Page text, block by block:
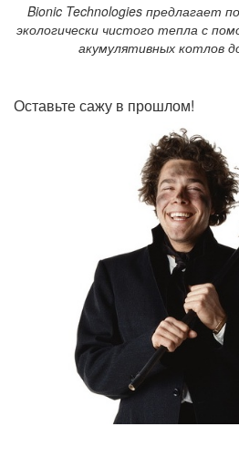
Bionic Technologies предлагает
экологически чистого тепла с
акумулятивных котлов
Оставьте сажу в прошлом!